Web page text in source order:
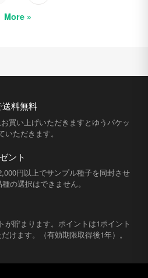
More »
送料無料
買い上げいただきますとゆうパケッ
いただきます。
ント
円以上でサンプル種子を同封させ
の選択はできません。
が貯まります。ポイントは1ポイント
けます。（有効期限取得後1年）。